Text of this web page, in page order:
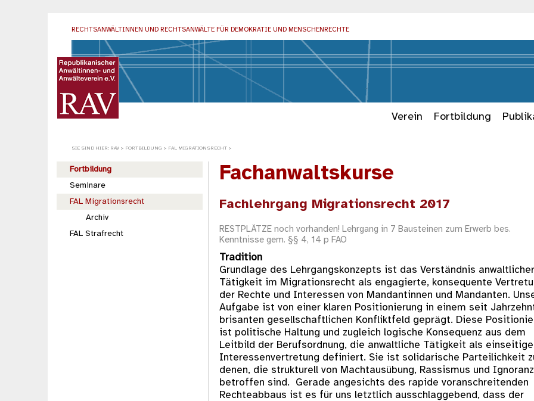
RECHTSANWÄLTINNEN UND RECHTSANWÄLTE FÜR DEMOKRATIE UND MENSCHENRECHTE
Verein Fortbildung
SIE SIND HIER: RAV> FORTBILDUNG > FAL MIGRATIONSRECHT>
Fortbildung
Seminare
FAL Migrationsrecht
Archiv
FAL Strafrecht
Fachanwaltskurse
Fachlehrgang Migrationsrecht 2017
RESTPLÄTZE noch vorhanden! Lehrgang in 7 Bausteinen zum Erwerb bes.
Kenntnisse gem. §§ 4, 14 p FAO
Tradition
Grundlage des Lehrgangskonzepts ist das Verständnis anwaltlicher
Tätigkeit im Migrationsrecht als engagierte, konsequente
der Rechte und Interessen von Mandantinnen und Mandanten.
Aufgabe ist von einer klaren Positionierung in einem seit
brisanten gesellschaftlichen Konfliktfeld geprägt. Diese
ist politische Haltung und zugleich logische Konsequenz aus dem
Leitbild der Berufsordnung, die anwaltliche Tätigkeit als einseitige
Interessenvertretung definiert. Sie ist solidarische Parteilichkeit
denen, die strukturell von Machtausübung, Rassismus und Ignoranz
betroffen sind. Gerade angesichts des rapide voranschreitenden
Rechteabbaus ist es für uns letztlich ausschlaggebend, dass der